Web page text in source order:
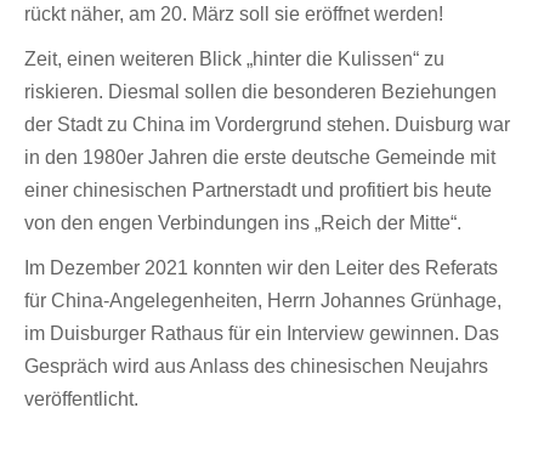
rückt näher, am 20. März soll sie eröffnet werden!
Zeit, einen weiteren Blick „hinter die Kulissen“ zu
riskieren. Diesmal sollen die besonderen Beziehungen
der Stadt zu China im Vordergrund stehen. Duisburg war
in den 1980er Jahren die erste deutsche Gemeinde mit
einer chinesischen Partnerstadt und profitiert bis heute
von den engen Verbindungen ins „Reich der Mitte“.
Im Dezember 2021 konnten wir den Leiter des Referats
für China-Angelegenheiten, Herrn Johannes Grünhage,
im Duisburger Rathaus für ein Interview gewinnen. Das
Gespräch wird aus Anlass des chinesischen Neujahrs
veröffentlicht.